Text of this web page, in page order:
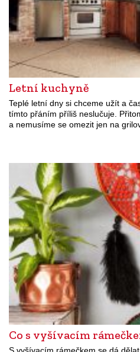
Letní kuchyně
Teplé letní dny si chceme užít a
tímto přáním příliš neslučuje.
a nemusíme se omezit jen na
Co s vyšívacím
S vyšívacím rámečkem se dá